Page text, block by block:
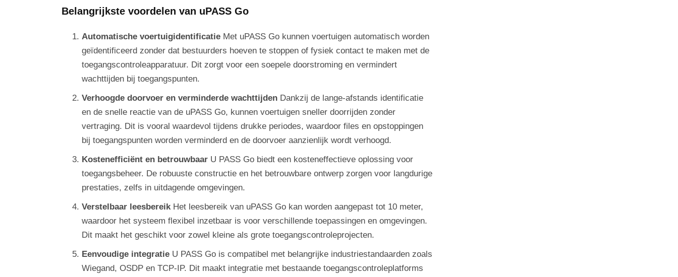
Belangrijkste voordelen van uPASS Go
Automatische voertuigidentificatie Met uPASS Go kunnen voertuigen automatisch worden
geïdentificeerd zonder dat bestuurders hoeven te stoppen of fysiek contact te maken met de
toegangscontroleapparatuur. Dit zorgt voor een soepele doorstroming en vermindert
wachttijden bij toegangspunten.
Verhoogde doorvoer en verminderde wachttijden Dankzij de lange-afstands identificatie
en de snelle reactie van de uPASS Go, kunnen voertuigen sneller doorrijden zonder
vertraging. Dit is vooral waardevol tijdens drukke periodes, waardoor files en opstoppingen
bij toegangspunten worden verminderd en de doorvoer aanzienlijk wordt verhoogd.
Kostenefficiënt en betrouwbaar U PASS Go biedt een kosteneffectieve oplossing voor
toegangsbeheer. De robuuste constructie en het betrouwbare ontwerp zorgen voor langdurige
prestaties, zelfs in uitdagende omgevingen.
Verstelbaar leesbereikHet leesbereik van uPASS Go kan worden aangepast tot 10 meter,
waardoor het systeem flexibel inzetbaar is voor verschillende toepassingen en omgevingen.
Dit maakt het geschikt voor zowel kleine als grote toegangscontroleprojecten.
Eenvoudige integratie U PASS Go is compatibel met belangrijke industriestandaarden zoals
Wiegand, OSDP en TCP-IP. Dit maakt integratie met bestaande toegangscontroleplatforms